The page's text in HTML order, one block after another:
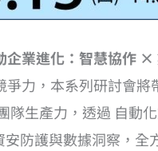
企業進化：智慧協作
爭力，本系列研討會
隊生產力，透過 自動
防護與數據洞察，全